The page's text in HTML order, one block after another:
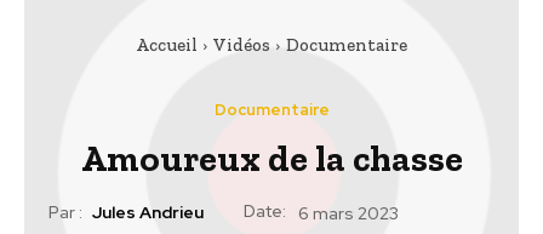
Accueil Vidéos Documentaire
Documentaire
Amoureux de la chasse
Par : Jules Andrieu Date: 6 mars 2023